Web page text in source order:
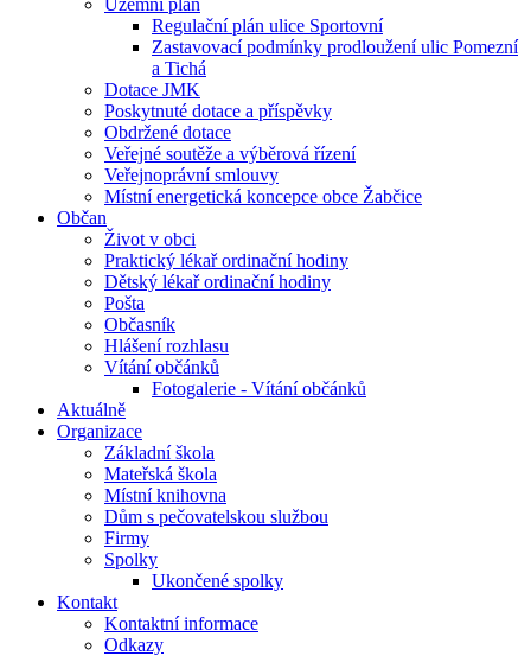
Územní plán
Regulační plán ulice Sportovní
Zastavovací podmínky prodloužení ulic Pomezní
a Tichá
Dotace JMK
Poskytnuté dotace a příspěvky
Obdržené dotace
Veřejné soutěže a výběrová řízení
Veřejnoprávní smlouvy
Místní energetická koncepce obce Žabčice
Občan
Život v obci
Praktický lékař ordinační hodiny
Dětský lékař ordinační hodiny
Pošta
Občasník
Hlášení rozhlasu
Vítání občánků
Fotogalerie - Vítání občánků
Aktuálně
Organizace
Základní škola
Mateřská škola
Místní knihovna
Dům s pečovatelskou službou
Firmy
Spolky
Ukončené spolky
Kontakt
Kontaktní informace
Odkazy